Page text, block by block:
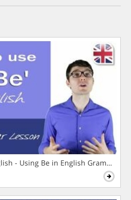
- Using Be in English Grammar